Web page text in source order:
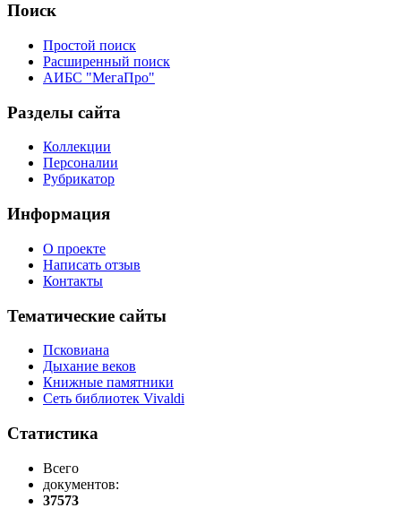
Поиск
Простой поиск
Расширенный поиск
АИБС "МегаПро"
Разделы сайта
Коллекции
Персоналии
Рубрикатор
Информация
О проекте
Написать отзыв
Контакты
Тематические сайты
Псковиана
Дыхание веков
Книжные памятники
Сеть библиотек Vivaldi
Статистика
Всего
документов:
37573